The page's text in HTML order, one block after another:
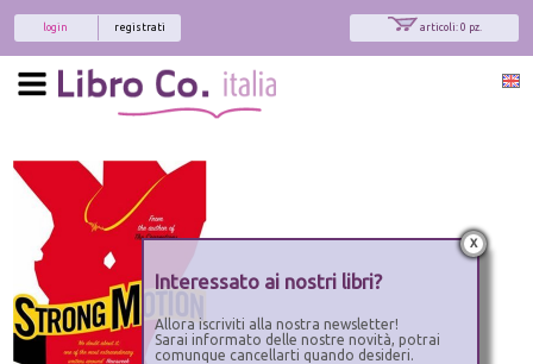
articoli: 0 pz.
registrati
login
x
Interessato ai nostri libri?
Allora iscriviti alla nostra newsletter!
Sarai informato delle nostre novità, potrai
comunque cancellarti quando desideri.